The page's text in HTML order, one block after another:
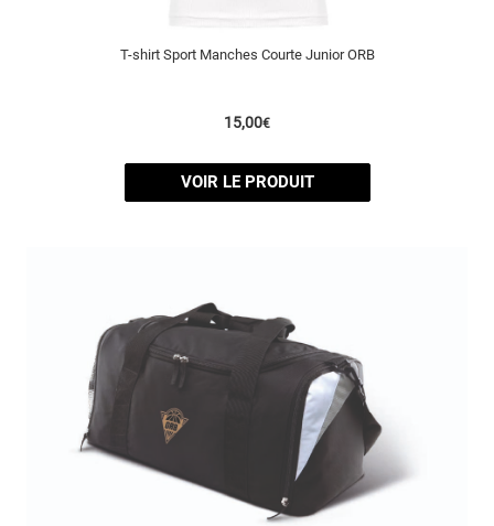
T-shirt Sport Manches Courte Junior ORB
15,00€
VOIR LE PRODUIT